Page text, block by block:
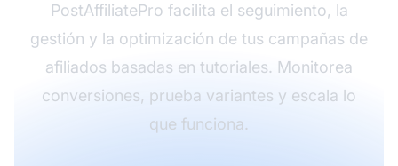
PostAffiliatePro facilita el seguimiento, la
gestión y la optimización de tus campañas de
afiliados basadas en tutoriales. Monitorea
conversiones, prueba variantes y escala lo
que funciona.